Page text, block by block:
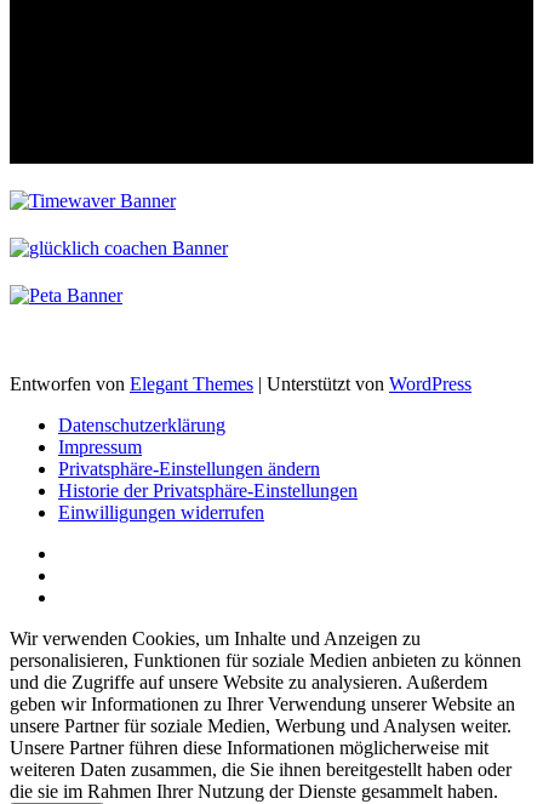
Entworfen von Elegant Themes | Unterstützt von WordPress
Datenschutzerklärung
Impressum
Privatsphäre-Einstellungen ändern
Historie der Privatsphäre-Einstellungen
Einwilligungen widerrufen
Wir verwenden Cookies, um Inhalte und Anzeigen zu
personalisieren, Funktionen für soziale Medien anbieten zu können
und die Zugriffe auf unsere Website zu analysieren. Außerdem
geben wir Informationen zu Ihrer Verwendung unserer Website an
unsere Partner für soziale Medien, Werbung und Analysen weiter.
Unsere Partner führen diese Informationen möglicherweise mit
weiteren Daten zusammen, die Sie ihnen bereitgestellt haben oder
die sie im Rahmen Ihrer Nutzung der Dienste gesammelt haben.